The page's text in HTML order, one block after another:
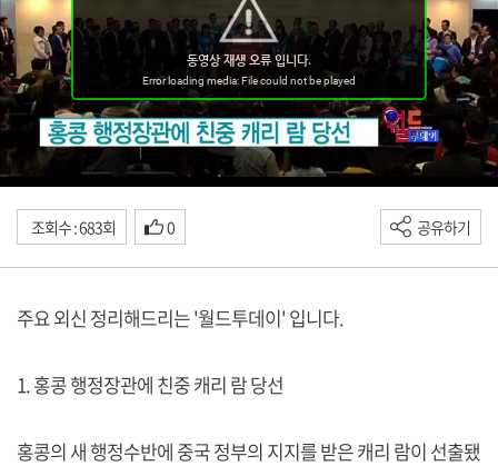
조회수 : 683회 0 공유하기
주요 외신 정리해드리는 '월드투데이' 입니다.
1. 홍콩 행정장관에 친중 캐리 람 당선
홍콩의 새 행정수반에 중국 정부의 지지를 받은 캐리 람이 선출됐